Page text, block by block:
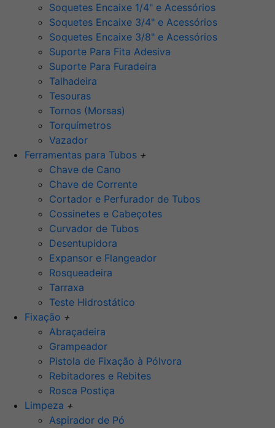
Soquetes Encaixe 1/4" e Acessórios
Soquetes Encaixe 3/4" e Acessórios
Soquetes Encaixe 3/8" e Acessórios
Suporte Para Fita Adesiva
Suporte Para Furadeira
Talhadeira
Tesouras
Tornos (Morsas)
Torquímetros
Vazador
Ferramentas para Tubos +
Chave de Cano
Chave de Corrente
Cortador e Perfurador de Tubos
Cossinetes e Cabeçotes
Curvador de Tubos
Desentupidora
Expansor e Flangeador
Rosqueadeira
Tarraxa
Teste Hidrostático
Fixação +
Abraçadeira
Grampeador
Pistola de Fixação à Pólvora
Rebitadores e Rebites
Rosca Postiça
Limpeza +
Aspirador de Pó